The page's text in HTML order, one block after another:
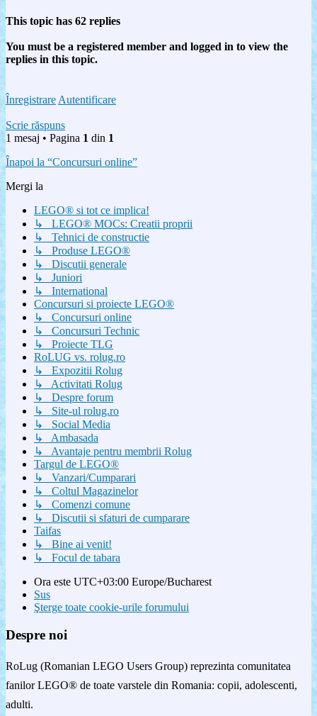
This topic has 62 replies
You must be a registered member and logged in to view the
replies in this topic.
Înregistrare Autentificare
Scrie răspuns
1 mesaj • Pagina 1 din 1
Înapoi la “Concursuri online”
Mergi la
LEGO® si tot ce implica!
↳ LEGO® MOCs: Creatii proprii
↳ Tehnici de constructie
↳ Produse LEGO®
↳ Discutii generale
↳ Juniori
↳ International
Concursuri si proiecte LEGO®
↳ Concursuri online
↳ Concursuri Technic
↳ Proiecte TLG
RoLUG vs. rolug.ro
↳ Expozitii Rolug
↳ Activitati Rolug
↳ Despre forum
↳ Site-ul rolug.ro
↳ Social Media
↳ Ambasada
↳ Avantaje pentru membrii Rolug
Targul de LEGO®
↳ Vanzari/Cumparari
↳ Coltul Magazinelor
↳ Comenzi comune
↳ Discutii si sfaturi de cumparare
Taifas
↳ Bine ai venit!
↳ Focul de tabara
Ora este UTC+03:00 Europe/Bucharest
Sus
Şterge toate cookie-urile forumului
Despre noi
RoLug (Romanian LEGO Users Group) reprezinta comunitatea
fanilor LEGO® de toate varstele din Romania: copii, adolescenti,
adulti.